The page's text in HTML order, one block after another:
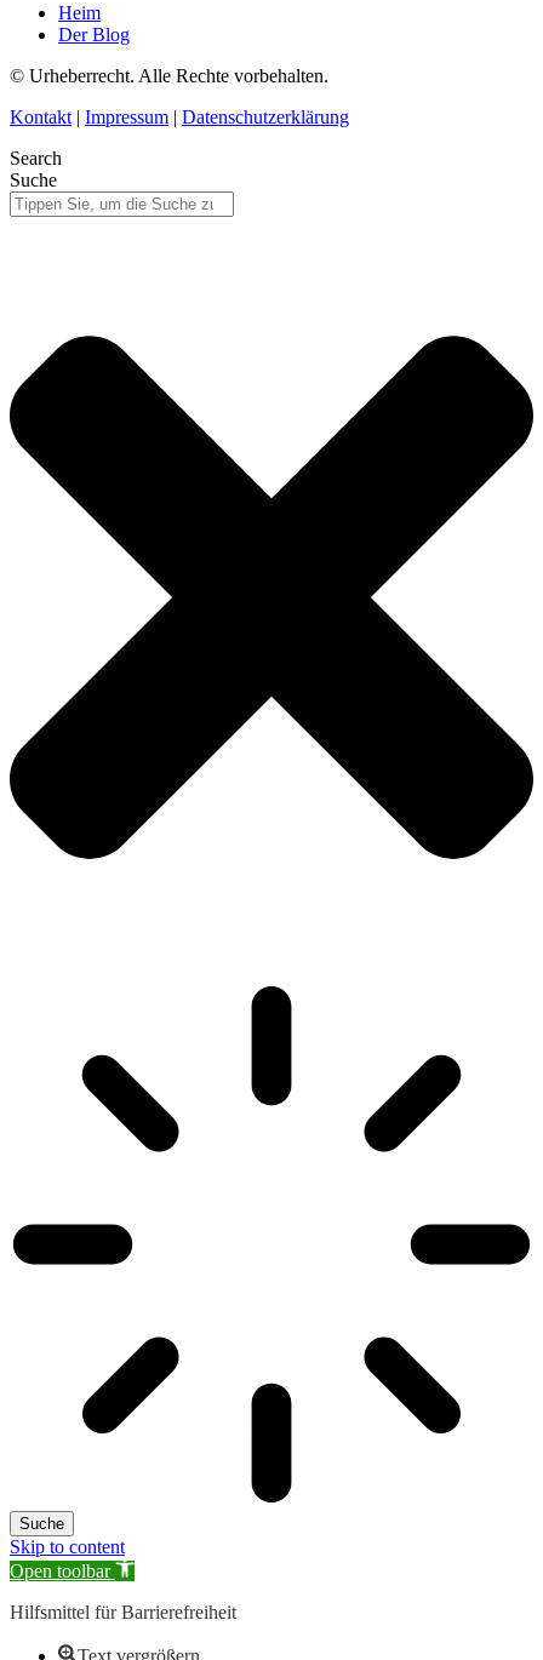
Heim
Der Blog
© Urheberrecht. Alle Rechte vorbehalten.
Kontakt | Impressum | Datenschutzerklärung
Search
Suche
Suche
Skip to content
Open toolbar
Hilfsmittel für Barrierefreiheit